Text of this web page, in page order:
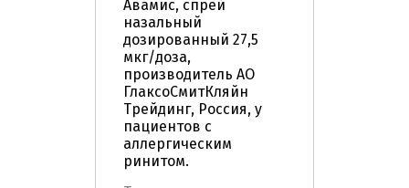
Авамис, спрей
назальный
дозированный 27,5
мкг/доза,
производитель АО
ГлаксоСмитКляйн
Трейдинг, Россия, у
пациентов с
аллергическим
ринитом.